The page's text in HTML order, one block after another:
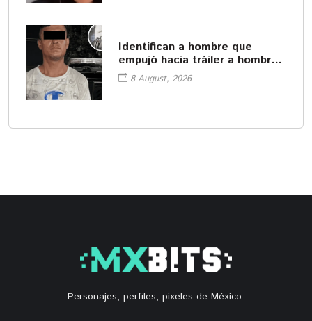
Identifican a hombre que
empujó hacia tráiler a hombre
en Monterrey
8 August, 2026
Personajes, perfiles, pixeles de México.